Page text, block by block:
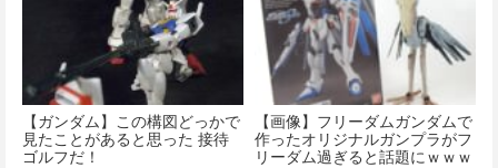
【ガンダム】この構図どっかで
見たことがあると思った 接待
ゴルフだ！
【画像】フリーダムガンダムで
作ったオリジナルガンプラがフ
リーダム過ぎると話題にｗｗｗ